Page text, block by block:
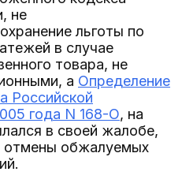
не
льготы по
в случае
товара, не
а Определение
Российской
года N 168-О, на
в своей жалобе,
отмены обжалуемых